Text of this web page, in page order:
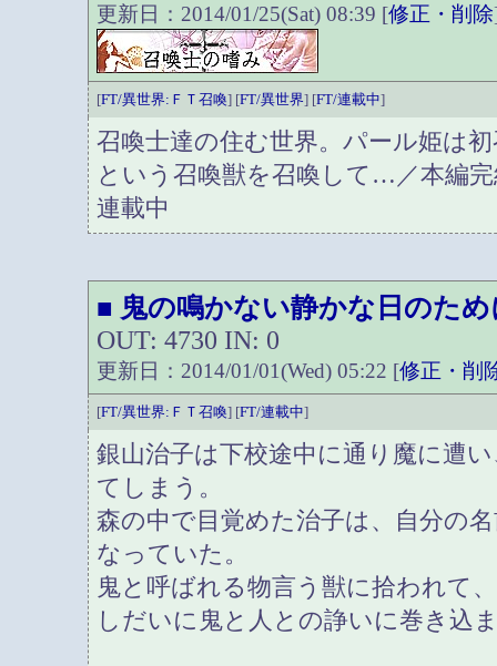
更新日：2014/01/25(Sat) 08:39 [修正・削除
[FT/異世界:ＦＴ召喚] [FT/異世界] [FT/連載中]
召喚士達の住む世界。パール姫は
という召喚獣を召喚して…／本編
連載中
■ 鬼の鳴かない静かな日のため
OUT: 4730 IN: 0
更新日：2014/01/01(Wed) 05:22 [修正・削
[FT/異世界:ＦＴ召喚] [FT/連載中]
銀山治子は下校途中に通り魔に遭
てしまう。
森の中で目覚めた治子は、自分の
なっていた。
鬼と呼ばれる物言う獣に拾われて
しだいに鬼と人との諍いに巻き